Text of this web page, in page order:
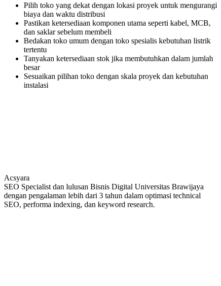
Pilih toko yang dekat dengan lokasi proyek untuk mengurangi
biaya dan waktu distribusi
Pastikan ketersediaan komponen utama seperti kabel, MCB,
dan saklar sebelum membeli
Bedakan toko umum dengan toko spesialis kebutuhan listrik
tertentu
Tanyakan ketersediaan stok jika membutuhkan dalam jumlah
besar
Sesuaikan pilihan toko dengan skala proyek dan kebutuhan
instalasi
Acsyara
SEO Specialist dan lulusan Bisnis Digital Universitas Brawijaya
dengan pengalaman lebih dari 3 tahun dalam optimasi technical
SEO, performa indexing, dan keyword research.